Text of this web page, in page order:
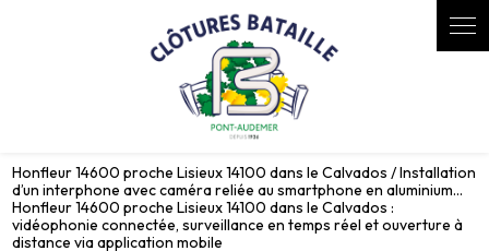
Honfleur 14600 proche Lisieux 14100 dans le Calvados / Installation
d’un interphone avec caméra reliée au smartphone en aluminium...
Honfleur 14600 proche Lisieux 14100 dans le Calvados :
vidéophonie connectée, surveillance en temps réel et ouverture à
distance via application mobile
Panneau de gestion des cookies